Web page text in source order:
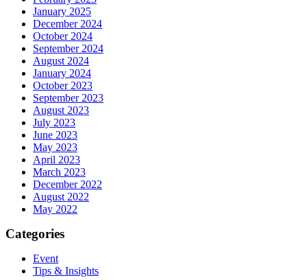
January 2025
December 2024
October 2024
September 2024
August 2024
January 2024
October 2023
September 2023
August 2023
July 2023
June 2023
May 2023
April 2023
March 2023
December 2022
August 2022
May 2022
Categories
Event
Tips & Insights